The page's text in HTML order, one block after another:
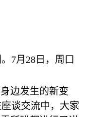
7月28日，周口
边发生的新变
谈交流中，大家